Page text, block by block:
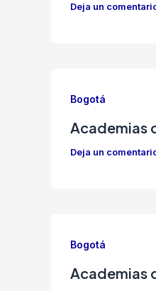
Deja un
Bogotá
Academias
Deja un
Bogotá
Academias